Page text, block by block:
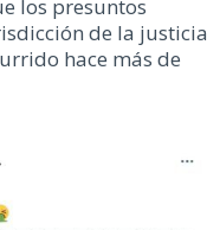
los presuntos
de la justicia
hace más de